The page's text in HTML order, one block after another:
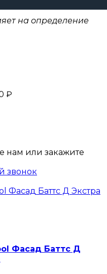
на определение
₽
нам или закажите
звонок
Фасад Баттс Д